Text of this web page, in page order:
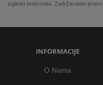
izgledu proizvoda. Zadržavamo
INFORMACIJE
O Nama